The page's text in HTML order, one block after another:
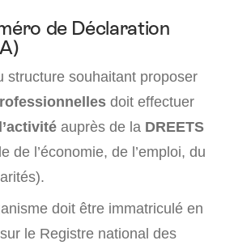
de Déclaration
structure souhaitant proposer
doit effectuer
auprès de la DREETS
de l’économie, de l’emploi, du
doit être immatriculé en
le Registre national des